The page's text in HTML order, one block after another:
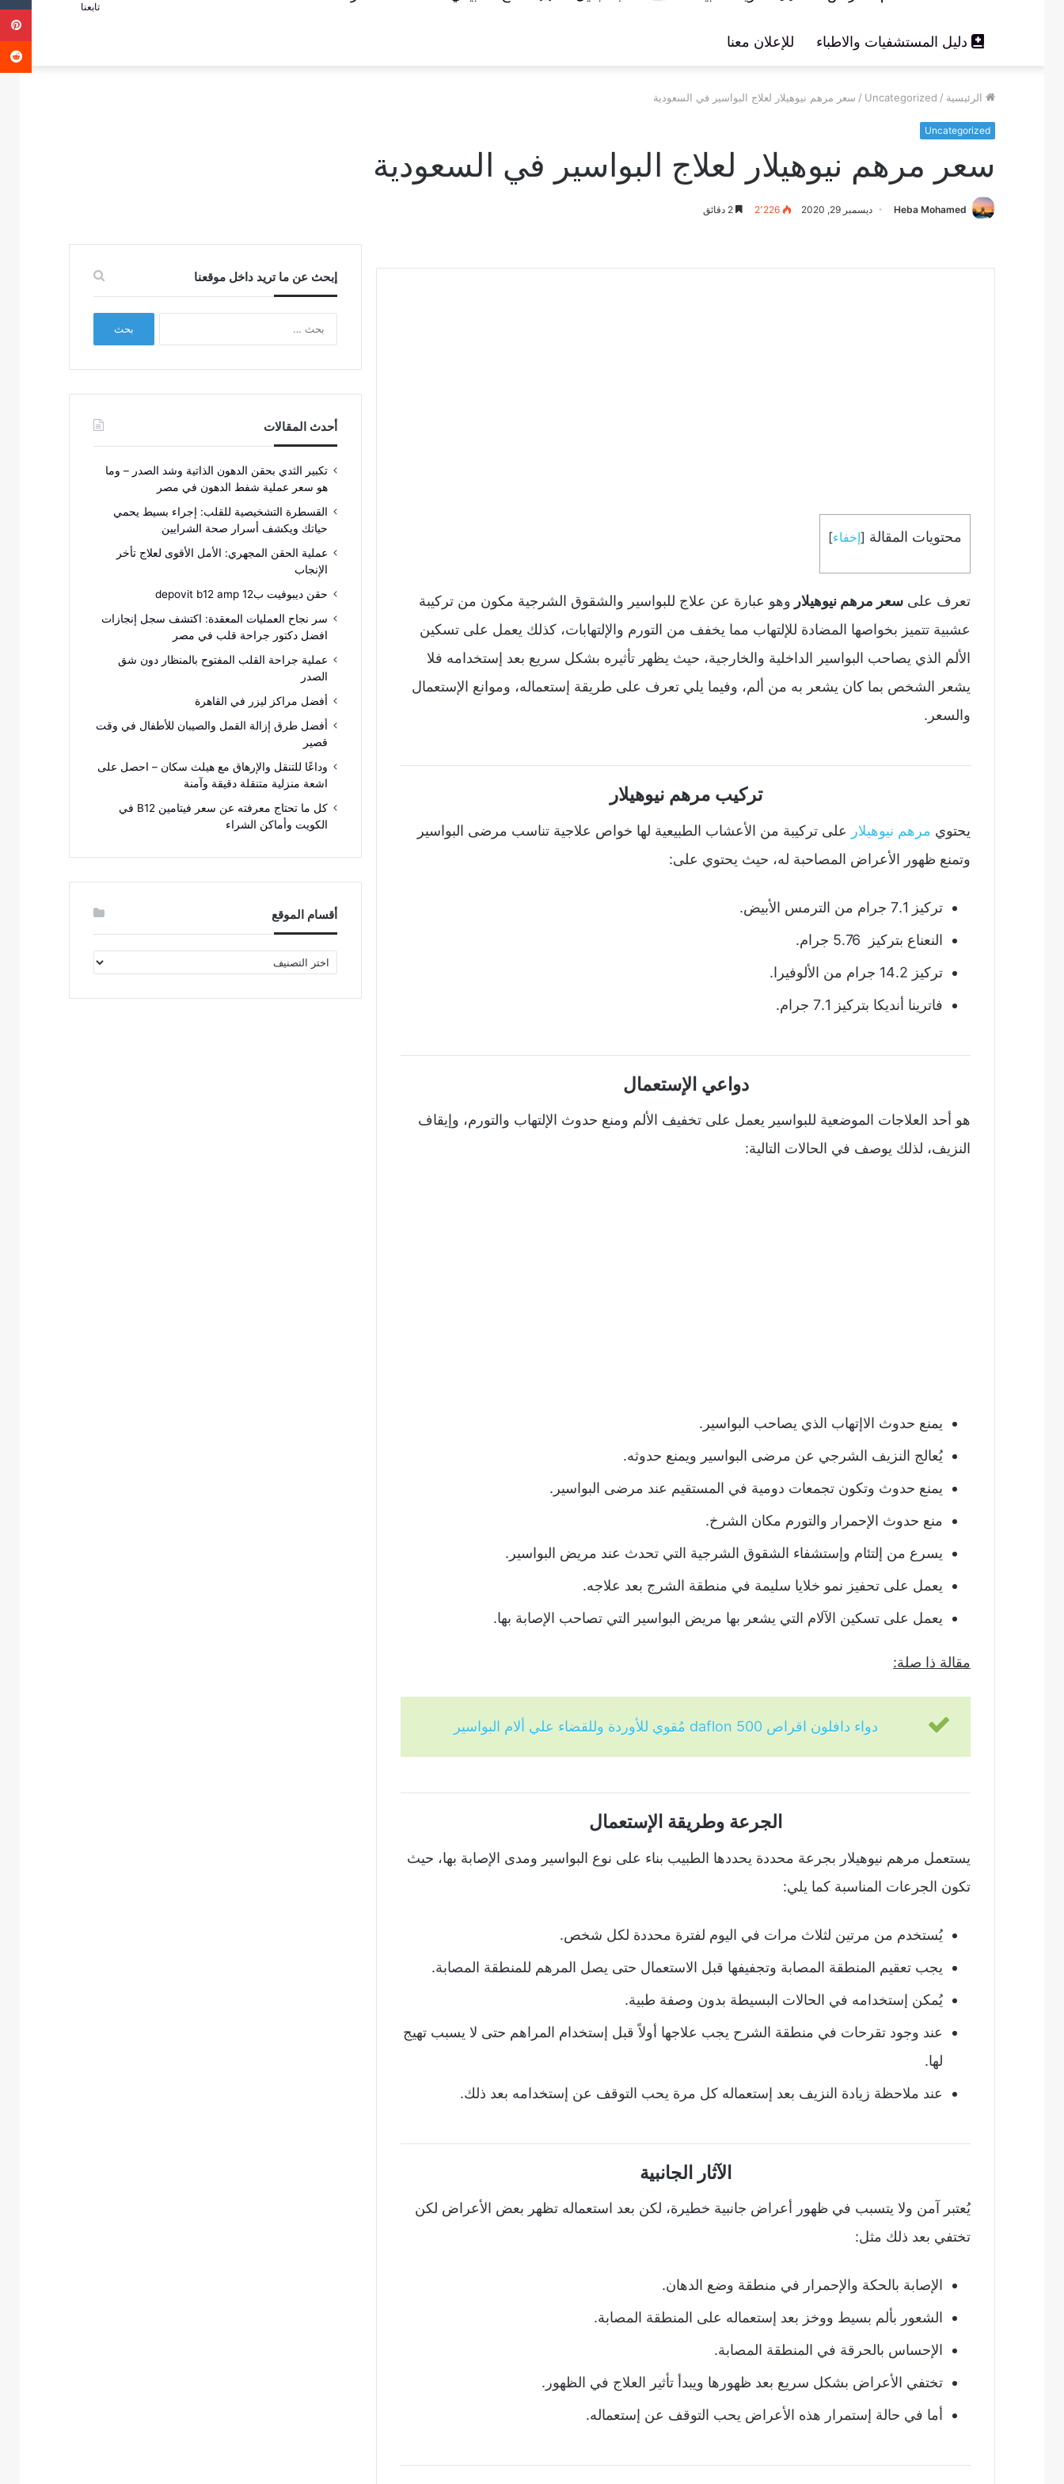
دليل المستشفيات والاطباء للإعلان معنا
تابعنا
الرئيسية /
Uncategorized
/ سعر مرهم نيوهيلار لعلاج البواسير في السعودية
Uncategorized
سعر مرهم نيوهيلار لعلاج البواسير في السعودية
Heba Mohamed ديسمبر 29, 2020 2٬226
محتويات المقالة [إخفاء]
تعرف على سعر مرهم نيوهيلار وهو عبارة عن علاج للبواسير والشقوق الشرجية مكون من تركيبة
عشبية تتميز بخواصها المضادة للإلتهاب مما يخفف من التورم والإلتهابات، كذلك يعمل على تسكين
الألم الذي يصاحب البواسير الداخلية والخارجية، حيث يظهر تأثيره بشكل سريع بعد إستخدامه فلا
يشعر الشخص بما كان يشعر به من ألم، وفيما يلي تعرف على طريقة إستعماله، وموانع الإستعمال
والسعر.
تركيب مرهم نيوهيلار
يحتوي مرهم نيوهيلار على تركيبة من الأعشاب الطبيعية لها خواص علاجية تناسب مرضى البواسير
وتمنع ظهور الأعراض المصاحبة له، حيث يحتوي على:
تركيز 7.1 جرام من الترمس الأبيض.
النعناع بتركيز 5.76 جرام.
تركيز 14.2 جرام من الألوفيرا.
فاترينا أنديكا بتركيز 7.1 جرام.
دواعي الإستعمال
هو أحد العلاجات الموضعية للبواسير يعمل على تخفيف الألم ومنع حدوث الإلتهاب والتورم، وإيقاف
النزيف، لذلك يوصف في الحالات التالية:
يمنع حدوث الاإتهاب الذي يصاحب البواسير.
يُعالج النزيف الشرجي عن مرضى البواسير ويمنع حدوثه.
يمنع حدوث وتكون تجمعات دومية في المستقيم عند مرضى البواسير.
منع حدوث الإحمرار والتورم مكان الشرخ.
يسرع من إلتئام وإستشفاء الشقوق الشرجية التي تحدث عند مريض البواسير.
يعمل على تحفيز نمو خلايا سليمة في منطقة الشرج بعد علاجه.
يعمل على تسكين الآلام التي يشعر بها مريض البواسير التي تصاحب الإصابة بها.
مقالة ذا صلة:
دواء دافلون اقراص 500 daflon مُقوي للأوردة وللقضاء علي ألام البواسير
الجرعة وطريقة الإستعمال
يستعمل مرهم نيوهيلار بجرعة محددة يحددها الطبيب بناء على نوع البواسير ومدى الإصابة بها، حيث
تكون الجرعات المناسبة كما يلي:
يُستخدم من مرتين لثلاث مرات في اليوم لفترة محددة لكل شخص.
يجب تعقيم المنطقة المصابة وتجفيفها قبل الاستعمال حتى يصل المرهم للمنطقة المصابة.
يُمكن إستخدامه في الحالات البسيطة بدون وصفة طبية.
عند وجود تقرحات في منطقة الشرح يجب علاجها أولاً قبل إستخدام المراهم حتى لا يسبب تهيج
لها.
عند ملاحظة زيادة النزيف بعد إستعماله كل مرة يحب التوقف عن إستخدامه بعد ذلك.
الآثار الجانبية
يُعتبر آمن ولا يتسبب في ظهور أعراض جانبية خطيرة، لكن بعد استعماله تظهر بعض الأعراض لكن
تختفي بعد ذلك مثل:
الإصابة بالحكة والإحمرار في منطقة وضع الدهان.
الشعور بألم بسيط ووخز بعد إستعماله على المنطقة المصابة.
الإحساس بالحرقة في المنطقة المصابة.
تختفي الأعراض بشكل سريع بعد ظهورها ويبدأ تأثير العلاج في الظهور.
أما في حالة إستمرار هذه الأعراض يحب التوقف عن إستعماله.
إبحث عن ما تريد داخل موقعنا
أحدث المقالات
تكبير الثدي بحقن الدهون الذاتية وشد الصدر – وما
هو سعر عملية شفط الدهون في مصر
القسطرة التشخيصية للقلب: إجراء بسيط يحمي
حياتك ويكشف أسرار صحة الشرايين
عملية الحقن المجهري: الأمل الأقوى لعلاج تأخر
الإنجاب
حقن ديبوفيت ب12 depovit b12 amp
سر نجاح العمليات المعقدة: اكتشف سجل إنجازات
افضل دكتور جراحة قلب في مصر
عملية جراحة القلب المفتوح بالمنظار دون شق
الصدر
أفضل مراكز ليزر في القاهرة
أفضل طرق إزالة القمل والصيبان للأطفال في وقت
قصير
وداعًا للتنقل والإرهاق مع هيلث سكان – احصل على
اشعة منزلية متنقلة دقيقة وآمنة
كل ما تحتاج معرفته عن سعر فيتامين B12 في
الكويت وأماكن الشراء
أقسام الموقع
أقسام
الموقع